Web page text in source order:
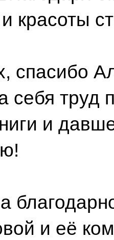
и красоты
спасибо
себя труд
и
и её